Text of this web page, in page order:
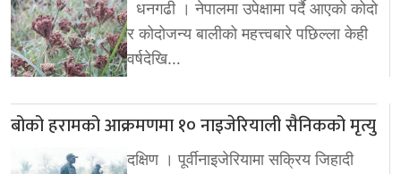
धनगढी । नेपालमा उपेक्षामा पर्दै आएको कोदो
र कोदोजन्य बालीको महत्त्वबारे पछिल्ला केही
वर्षदेखि…
बोको हरामको आक्रमणमा १० नाइजेरियाली सैनिकको मृत्यु
दक्षिण । पूर्वीनाइजेरियामा सक्रिय जिहादी